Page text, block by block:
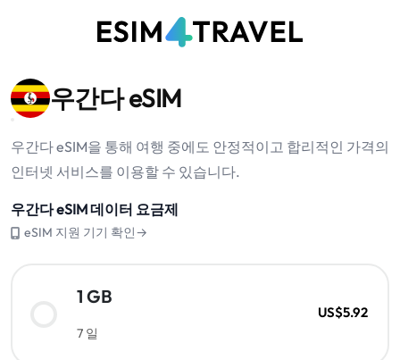
우간다 eSIM
우간다 eSIM을 통해 여행 중에도 안정적이고 합리적인 가격의
인터넷 서비스를 이용할 수 있습니다.
우간다 eSIM 데이터 요금제
eSIM 지원 기기 확인→
1 GB
7 일
US$5.92